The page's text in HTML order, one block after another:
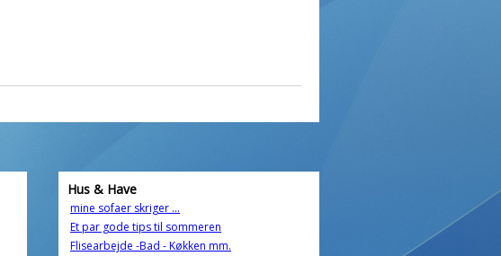
Hus & Have
mine sofaer skriger ...
Et par gode tips til sommeren
Flisearbejde -Bad - Køkken mm.